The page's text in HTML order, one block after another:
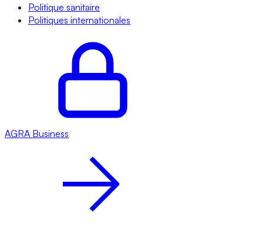
Politique sanitaire
Politiques internationales
AGRA Business